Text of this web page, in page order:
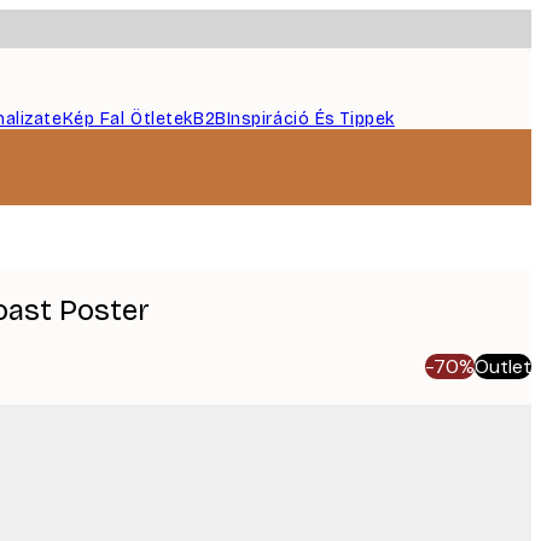
Kép Fal ÖtletekB2BInspiráció És Tippek
Poster
-70%Outlet